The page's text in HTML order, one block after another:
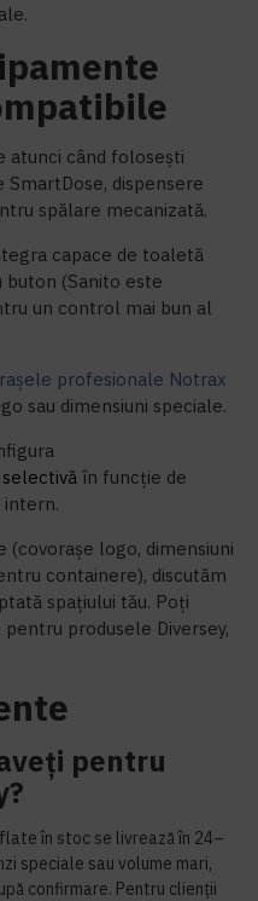
atunci când folosești
dispensere
spălare mecanizată.
capace de toaletă
(Sanito este
un control mai bun al
profesionale Notrax
sau dimensiuni speciale.
în funcție de
(covorașe logo, dimensiuni
containere), discutăm
spațiului tău. Poți
produsele Diversey,
pentru
în stoc se livrează în 24–
speciale sau volume mari,
confirmare. Pentru clienții